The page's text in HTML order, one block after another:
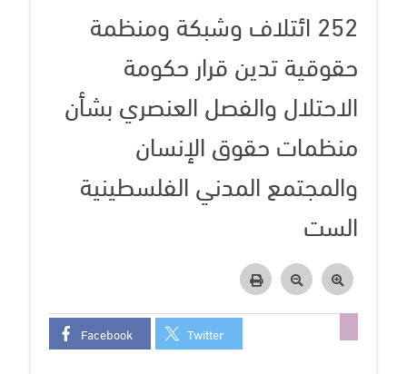
252 ائتلاف وشبكة ومنظمة
حقوقية تدين قرار حكومة
الاحتلال والفصل العنصري بشأن
منظمات حقوق الإنسان
والمجتمع المدني الفلسطينية
الست
Facebook Twitter